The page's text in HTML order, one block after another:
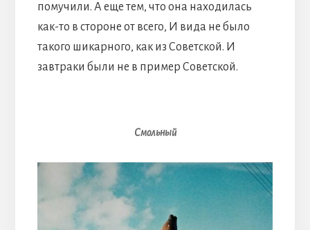
помучили. А еще тем, что она находилась
как-то в стороне от всего, И вида не было
такого шикарного, как из Советской. И
завтраки были не в пример Советской.
Смольный